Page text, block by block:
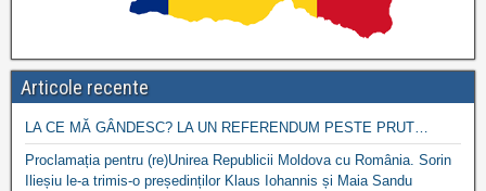
Articole recente
LA CE MĂ GÂNDESC? LA UN REFERENDUM PESTE PRUT…
Proclamația pentru (re)Unirea Republicii Moldova cu România. Sorin
Ilieșiu le-a trimis-o președinților Klaus Iohannis și Maia Sandu